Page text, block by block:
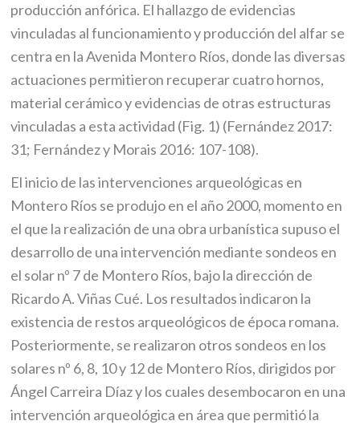
producción anfórica. El hallazgo de evidencias
vinculadas al funcionamiento y producción del alfar se
centra en la Avenida Montero Ríos, donde las diversas
actuaciones permitieron recuperar cuatro hornos,
material cerámico y evidencias de otras estructuras
vinculadas a esta actividad (Fig. 1) (Fernández 2017:
31; Fernández y Morais 2016: 107-108).
El inicio de las intervenciones arqueológicas en
Montero Ríos se produjo en el año 2000, momento en
el que la realización de una obra urbanística supuso el
desarrollo de una intervención mediante sondeos en
el solar nº 7 de Montero Ríos, bajo la dirección de
Ricardo A. Viñas Cué. Los resultados indicaron la
existencia de restos arqueológicos de época romana.
Posteriormente, se realizaron otros sondeos en los
solares nº 6, 8, 10 y 12 de Montero Ríos, dirigidos por
Ángel Carreira Díaz y los cuales desembocaron en una
intervención arqueológica en área que permitió la